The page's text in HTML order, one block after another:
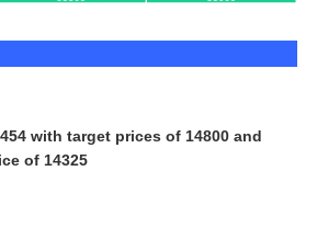
with target prices of 14800 and
of 14325